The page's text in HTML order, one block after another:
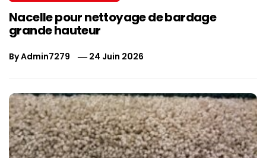
Nacelle pour nettoyage de bardage
grande hauteur
ByAdmin7279 24 Juin 2026